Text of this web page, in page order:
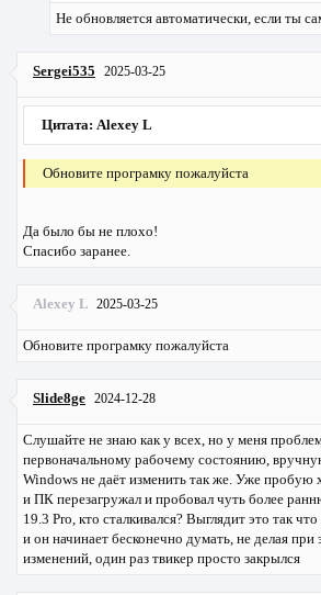
Не обновляется автоматически, если ты
Sergei535 2025-03-25
Цитата: Alexey L
Обновите програмку пожалуйста
Да было бы не плохо!
Спасибо заранее.
Alexey L 2025-03-25
Обновите програмку пожалуйста
Slide8ge 2024-12-28
Слушайте не знаю как у всех, но у меня
первоначальному рабочему состоянию,
Windows не даёт изменить так же. Уже пробую
и ПК перезагружал и пробовал чуть более
19.3 Pro, кто сталкивался? Выглядит это так
и он начинает бесконечно думать, не делая при
изменений, один раз твикер просто закрылся